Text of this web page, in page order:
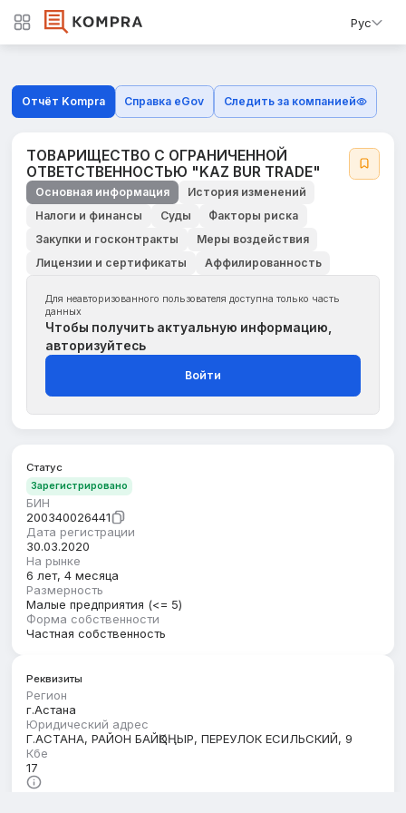
Рус
Отчёт Kompra Справка eGov Следить за компанией
ТОВАРИЩЕСТВО С ОГРАНИЧЕННОЙ
ОТВЕТСТВЕННОСТЬЮ "KAZ BUR TRADE"
Основная информация
История изменений
Налоги и финансы
Суды
Факторы риска
Закупки и госконтракты
Меры воздействия
Лицензии и сертификаты
Аффилированность
Для неавторизованного пользователя доступна только часть
данных
Чтобы получить актуальную информацию,
авторизуйтесь
Войти
Статус
Зарегистрировано
БИН
200340026441
Дата регистрации
30.03.2020
На рынке
6 лет, 4 месяца
Размерность
Малые предприятия (<= 5)
Форма собственности
Частная собственность
Реквизиты
Регион
г.Астана
Юридический адрес
Г.АСТАНА, РАЙОН БАЙҚОҢЫР, ПЕРЕУЛОК ЕСИЛЬСКИЙ, 9
Кбе
17